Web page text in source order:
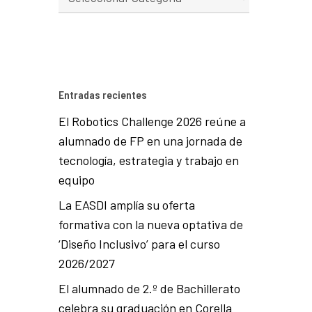
Entradas recientes
El Robotics Challenge 2026 reúne a
alumnado de FP en una jornada de
tecnología, estrategia y trabajo en
equipo
La EASDI amplía su oferta
formativa con la nueva optativa de
‘Diseño Inclusivo’ para el curso
2026/2027
El alumnado de 2.º de Bachillerato
celebra su graduación en Corella